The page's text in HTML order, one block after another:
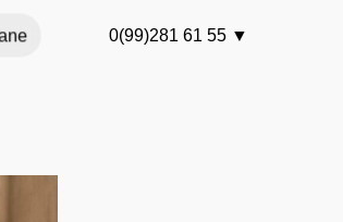
0(99)281 61 55 ▼